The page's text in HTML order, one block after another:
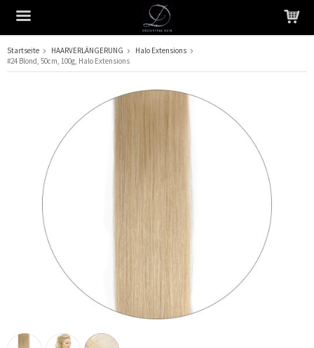
Das Produkt wurde in Ihren Warenkorb gelegt
Startseite HAARVERLÄNGERUNG
Halo Extensions
#24 Blond, 50cm, 100g, Halo Extensions